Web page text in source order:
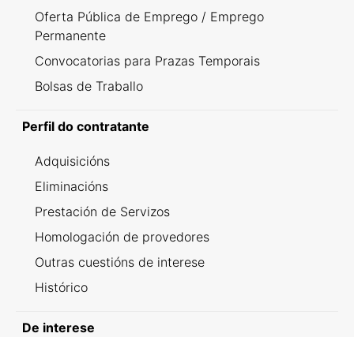
Oferta Pública de Emprego / Emprego
Permanente
Convocatorias para Prazas Temporais
Bolsas de Traballo
Perfil do contratante
Adquisicións
Eliminacións
Prestación de Servizos
Homologación de provedores
Outras cuestións de interese
Histórico
De interese